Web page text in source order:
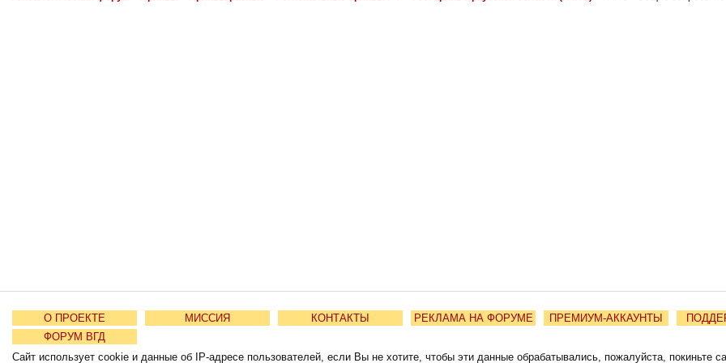
О ПРОЕКТЕ МИССИЯ КОНТАКТЫ РЕКЛАМА НА ФОРУМЕ ПРЕМИУМ-АККАУНТЫ
ФОРУМ ВГД
Сайт использует cookie и данные об IP-адресе пользователей, если Вы не хотите, чтобы эти данные обрабатывались, пожалуйста, покиньте